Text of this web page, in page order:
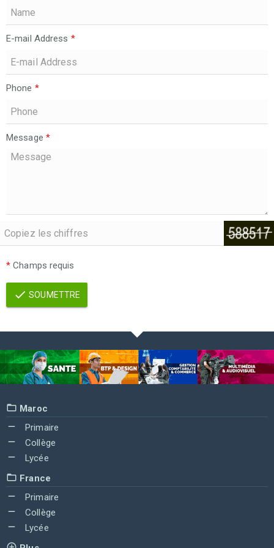
E-mail Address *
Phone *
Message *
* Champs requis
SOUMETTRE
Maroc
Primaire
Collège
Lycée
France
Primaire
Collège
Lycée